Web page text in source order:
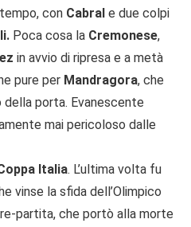
con Cabral e due colpi
Poca cosa la Cremonese,
in avvio di ripresa e a metà
pure per Mandragora, che
porta. Evanescente
mai pericoloso dalle
Italia. L’ultima volta fu
vinse la sfida dell’Olimpico
partita, che portò alla morte